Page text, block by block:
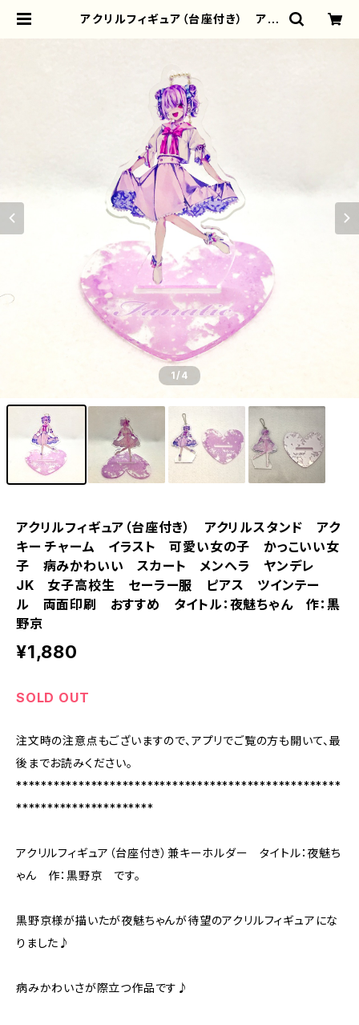
アクリルフィギュア（台座付き） アク
ヘラ ヤンデレ JK 女子高校生
セーラー服 ピアス ツインテール
両面印刷 おすすめ タイトル：夜魅
ちゃん 作：黒野京 | iPhoneケース/
スマホケース/Tシャツ/おしゃれ/イラ
ストレーター/グッズ/人気/後払い/通
販｜雑貨屋アリうさ
1/4
アクリルフィギュア（台座付き） アクリルスタンド アク
キー チャーム イラスト 可愛い女の子 かっこいい女
子 病みかわいい スカート メンヘラ ヤンデレ
JK 女子高校生 セーラー服 ピアス ツインテー
ル 両面印刷 おすすめ タイトル：夜魅ちゃん 作：黒
野京
¥1,880
SOLD OUT
注文時の注意点もございますので、アプリでご覧の方も開いて、最
後までお読みください。
****************************************************
**********************
アクリルフィギュア（台座付き）兼キーホルダー タイトル：夜魅ち
ゃん 作：黒野京 です。
黒野京様が描いたが夜魅ちゃんが待望のアクリルフィギュアにな
りました♪
病みかわいさが際立つ作品です♪